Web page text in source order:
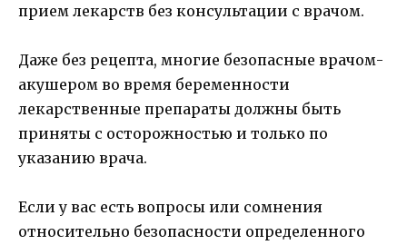
прием лекарств без консультации с врачом.
Даже без рецепта, многие безопасные врачом-
акушером во время беременности
лекарственные препараты должны быть
приняты с осторожностью и только по
указанию врача.
Если у вас есть вопросы или сомнения
относительно безопасности определенного